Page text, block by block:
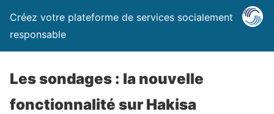
Créez votre plateforme de services socialement
responsable
Les sondages : la nouvelle
fonctionnalité sur Hakisa